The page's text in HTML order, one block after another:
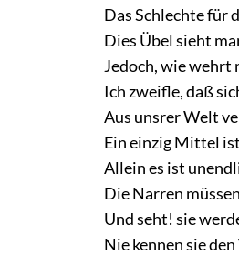
Das Schlechte für
Dies Übel sieht
Jedoch, wie wehrt
Ich zweifle, daß
Aus unsrer Welt
Ein einzig Mittel
Allein es ist
Die Narren
Und seht! sie
Nie kennen sie